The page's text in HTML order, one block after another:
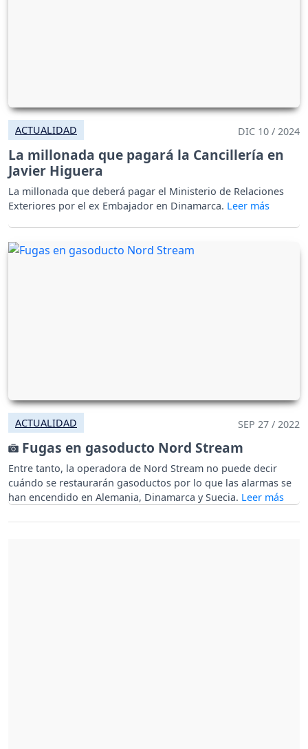
ACTUALIDAD DIC 10 / 2024
La millonada que pagará la Cancillería en
Javier Higuera
La millonada que deberá pagar el Ministerio de Relaciones
Exteriores por el ex Embajador en Dinamarca.
ACTUALIDAD SEP 27 / 2022
Fugas en gasoducto Nord Stream
Entre tanto, la operadora de Nord Stream no puede decir
cuándo se restaurarán gasoductos por lo que las alarmas se
han encendido en Alemania, Dinamarca y Suecia.